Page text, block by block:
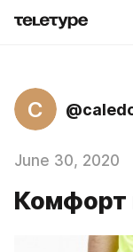
C
June 30, 2020
Комфорт